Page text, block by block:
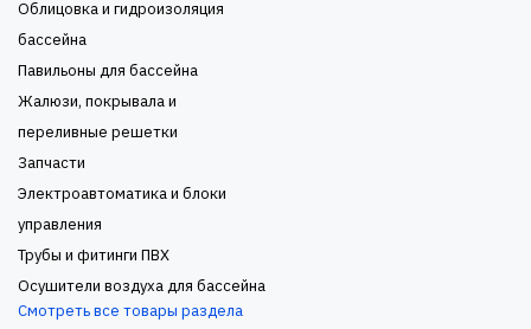
Облицовка и гидроизоляция
бассейна
Павильоны для бассейна
Жалюзи, покрывала и
переливные решетки
Запчасти
Электроавтоматика и блоки
управления
Трубы и фитинги ПВХ
Осушители воздуха для бассейна
Смотреть все товары раздела